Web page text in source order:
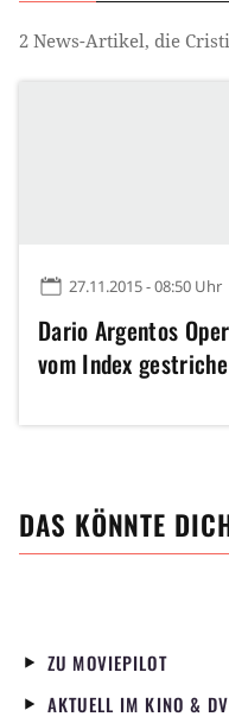
2 News-Artikel, die
27.11.2015 - 08:50 Uhr
Dario Argentos
vom Index
DAS KÖNNTE
ZU MOVIEPILOT
AKTUELL IM KINO &